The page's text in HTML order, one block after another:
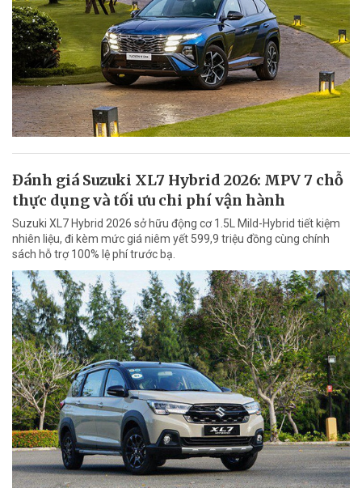
Đánh giá Suzuki XL7 Hybrid 2026: MPV 7 chỗ
thực dụng và tối ưu chi phí vận hành
Suzuki XL7 Hybrid 2026 sở hữu động cơ 1.5L Mild-Hybrid tiết kiệm
nhiên liệu, đi kèm mức giá niêm yết 599,9 triệu đồng cùng chính
sách hỗ trợ 100% lệ phí trước bạ.